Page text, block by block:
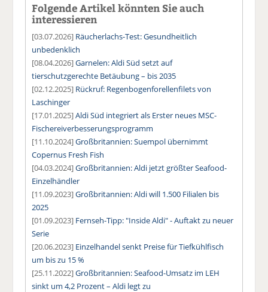
Folgende Artikel könnten Sie auch
interessieren
[03.07.2026] Räucherlachs-Test: Gesundheitlich
unbedenklich
[08.04.2026]Garnelen: Aldi Süd setzt auf
tierschutzgerechte Betäubung – bis 2035
[02.12.2025] Rückruf: Regenbogenforellenfilets von
Laschinger
[17.01.2025]Aldi Süd integriert als Erster neues MSC-
Fischereiverbesserungsprogramm
[11.10.2024]Großbritannien: Suempol übernimmt
Copernus Fresh Fish
[04.03.2024]Großbritannien: Aldi jetzt größter Seafood-
Einzelhändler
[11.09.2023]Großbritannien: Aldi will 1.500 Filialen bis
2025
[01.09.2023] Fernseh-Tipp: "Inside Aldi" - Auftakt zu neuer
Serie
[20.06.2023] Einzelhandel senkt Preise für Tiefkühlfisch
um bis zu 15 %
[25.11.2022]Großbritannien: Seafood-Umsatz im LEH
sinkt um 4,2 Prozent – Aldi legt zu